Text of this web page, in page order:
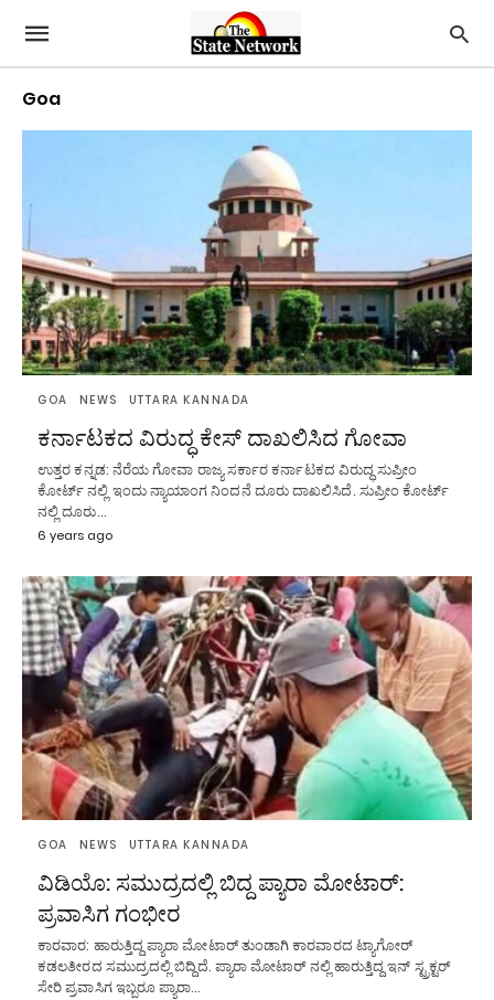
Goa
GOA NEWS UTTARA KANNADA
ಕರ್ನಾಟಕದ ವಿರುದ್ಧ ಕೇಸ್ ದಾಖಲಿಸಿದ ಗೋವಾ
ಉತ್ತರ ಕನ್ನಡ: ನೆರೆಯ ಗೋವಾ ರಾಜ್ಯ ಸರ್ಕಾರ ಕರ್ನಾಟಕದ ವಿರುದ್ಧ ಸುಪ್ರೀಂ
ಕೋರ್ಟ್ ನಲ್ಲಿ ಇಂದು ನ್ಯಾಯಾಂಗ ನಿಂದನೆ ದೂರು ದಾಖಲಿಸಿದೆ. ಸುಪ್ರೀಂ ಕೋರ್ಟ್
ನಲ್ಲಿ ದೂರು…
6 years ago
GOA NEWS UTTARA KANNADA
ವಿಡಿಯೊ: ಸಮುದ್ರದಲ್ಲಿ ಬಿದ್ದ ಪ್ಯಾರಾ ಮೋಟಾರ್:
ಪ್ರವಾಸಿಗ ಗಂಭೀರ
ಕಾರವಾರ: ಹಾರುತ್ತಿದ್ದ ಪ್ಯಾರಾ ಮೋಟಾರ್ ತುಂಡಾಗಿ ಕಾರವಾರದ ಟ್ಯಾಗೋರ್
ಕಡಲತೀರದ ಸಮುದ್ರದಲ್ಲಿ ಬಿದ್ದಿದೆ. ಪ್ಯಾರಾ ಮೋಟಾರ್ ನಲ್ಲಿ ಹಾರುತ್ತಿದ್ದ ಇನ್ ಸ್ಟ್ರಕ್ಟರ್
ಸೇರಿ ಪ್ರವಾಸಿಗ ಇಬ್ಬರೂ ಪ್ಯಾರಾ…